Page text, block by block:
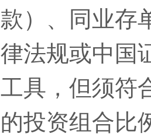
款）、同业存
律法规或中国
工具，但须符
的投资组合比